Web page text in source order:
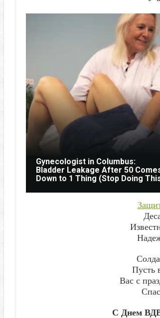
Gynecologist in Columbus:
Bladder Leakage After 50
Down to 1 Thing (Stop Doing
Пусть
Вас с
С Днем